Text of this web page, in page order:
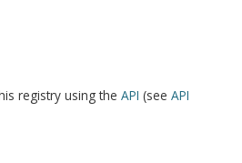
registry using the API (see API